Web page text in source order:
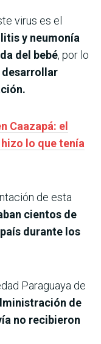
virus es el
y neumonía
del bebé, por lo
desarrollar
Caazapá: el
lo que tenía
de esta
cientos de
durante los
Paraguaya de
de
no recibieron